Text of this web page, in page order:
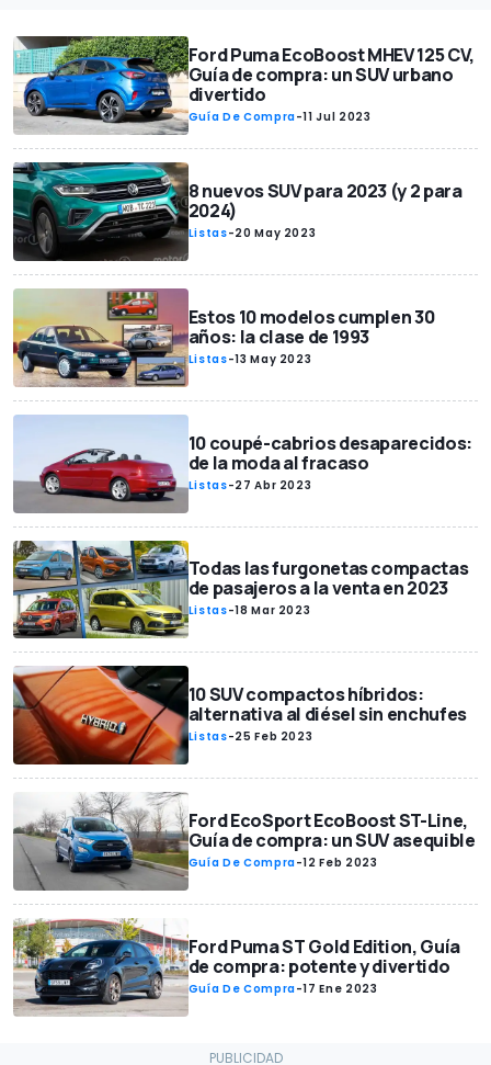
Ford Puma EcoBoost MHEV 125 CV,
Guía de compra: un SUV urbano
divertido
Guía De Compra-11 Jul 2023
8 nuevos SUV para 2023 (y 2 para
2024)
Listas-20 May 2023
Estos 10 modelos cumplen 30
años: la clase de 1993
Listas-13 May 2023
10 coupé-cabrios desaparecidos:
de la moda al fracaso
Listas-27 Abr 2023
Todas las furgonetas compactas
de pasajeros a la venta en 2023
Listas-18 Mar 2023
10 SUV compactos híbridos:
alternativa al diésel sin enchufes
Listas-25 Feb 2023
Ford EcoSport EcoBoost ST-Line,
Guía de compra: un SUV asequible
Guía De Compra-12 Feb 2023
Ford Puma ST Gold Edition, Guía
de compra: potente y divertido
Guía De Compra-17 Ene 2023